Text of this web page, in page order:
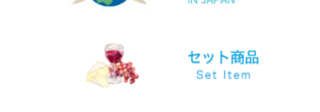
ゲヴェルツトラミネール
ミュスカ・ブラン・ア・プティ・グ